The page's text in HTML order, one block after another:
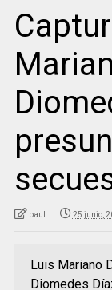
paul 25 junio,
Luis Mariano
Diomedes